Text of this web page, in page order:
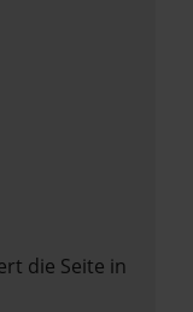
die Seite in